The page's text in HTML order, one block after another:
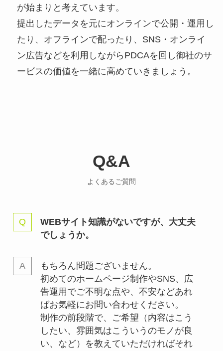
が始まりと考えています。
提出したデータを元にオンラインで公開・運用し
たり、オフラインで配ったり、SNS・オンライ
ン広告などを利用しながらPDCAを回し御社のサ
ービスの価値を一緒に高めていきましょう。
Q&A
よくあるご質問
WEBサイト知識がないですが、大丈夫
でしょうか。
もちろん問題ございません。
初めてのホームページ制作やSNS、広
告運用でご不明な点や、不安などあれ
ばお気軽にお問い合わせください。
制作の前段階で、ご希望（内容はこう
したい、雰囲気はこういうのモノが良
い、など）を教えていただければそれ